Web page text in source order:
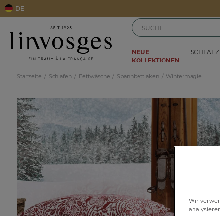
DE
NEUE
KOLLEKTIONEN
Startseite Schlafen Bettwäsche Spannbettlaken Wintermagie
Wir